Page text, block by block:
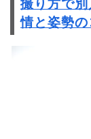
撮り方で
情と姿勢の